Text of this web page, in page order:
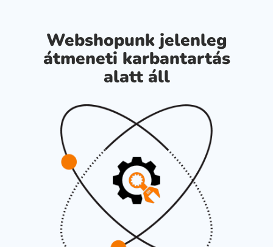
Webshopunk jelenleg
átmeneti karbantartás
alatt áll